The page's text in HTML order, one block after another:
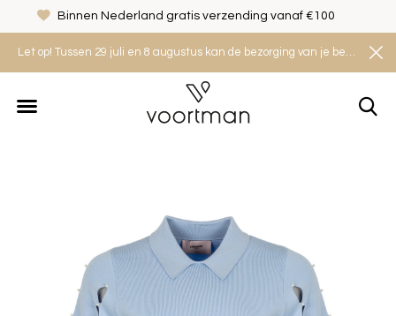
Let op! Tussen 29 juli en 8 augustus kan de bezorging van je bestelling iets langer duren. Houd rekening met een levertijd van 2 tot 4 werkdagen.
Binnen Nederland gratis verzending vanaf €100